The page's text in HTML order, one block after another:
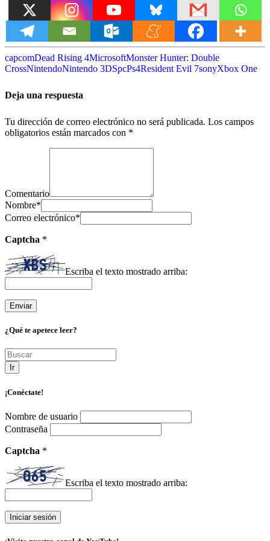
capcomDead Rising 4MicrosoftMonster Hunter: Double
CrossNintendoNintendo 3DSpcPs4Resident Evil 7sonyXbox One
Deja una respuesta
Tu dirección de correo electrónico no será publicada. Los campos
obligatorios están marcados con *
Comentario
Nombre*
Correo electrónico*
Captcha *
Escriba el texto mostrado arriba:
¿Qué te apetece leer?
Ir
¡Conéctate!
Nombre de usuario
Contraseña
Captcha *
Escriba el texto mostrado arriba: